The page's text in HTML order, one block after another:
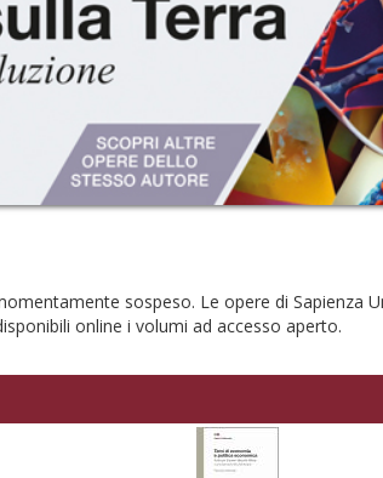
sospeso. Le opere di Sapienza
online i volumi ad accesso aperto.